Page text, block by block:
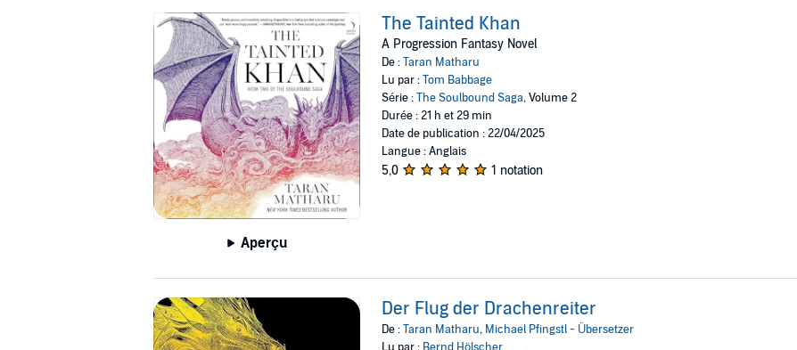
Aperçu
The Tainted Khan
A Progression Fantasy Novel
De :Taran Matharu
Lu par :Tom Babbage
Série :The Soulbound Saga, Volume 2
Durée : 21 h et 29 min
Date de publication : 22/04/2025
Langue : Anglais
5,0 1 notation
Der Flug der Drachenreiter
De :Taran Matharu, Michael Pfingstl - Übersetzer